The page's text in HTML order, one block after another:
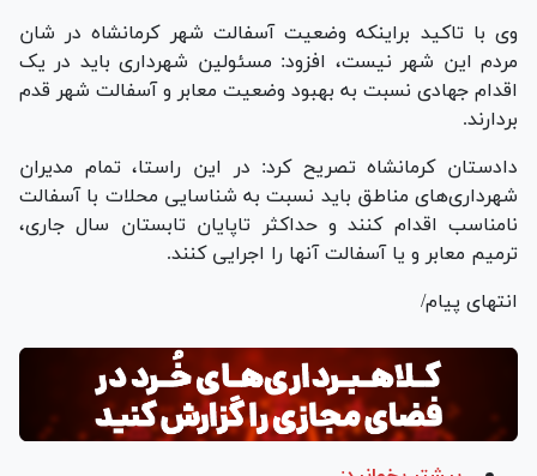
وی با تاکید براینکه وضعیت آسفالت شهر کرمانشاه در شان
مردم این شهر نیست، افزود: مسئولین شهرداری باید در یک
اقدام جهادی نسبت به بهبود وضعیت معابر و آسفالت شهر قدم
بردارند.
دادستان کرمانشاه تصریح کرد: در این راستا، تمام مدیران
شهرداری‌های مناطق باید نسبت به شناسایی محلات با آسفالت
نامناسب اقدام کنند و حداکثر تاپایان تابستان سال جاری،
ترمیم معابر و یا آسفالت آنها را اجرایی کنند.
انتهای پیام/